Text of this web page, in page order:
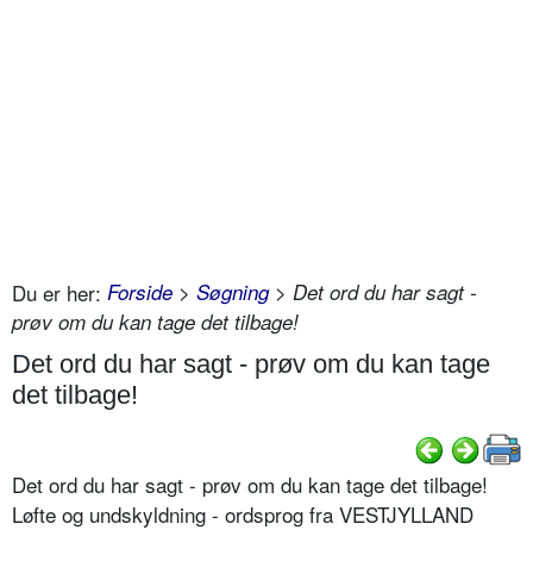
Du er her: Forside > Søgning> Det ord du har sagt -
prøv om du kan tage det tilbage!
Det ord du har sagt - prøv om du kan tage
det tilbage!
Det ord du har sagt - prøv om du kan tage det tilbage!
Løfte og undskyldning - ordsprog fra VESTJYLLAND